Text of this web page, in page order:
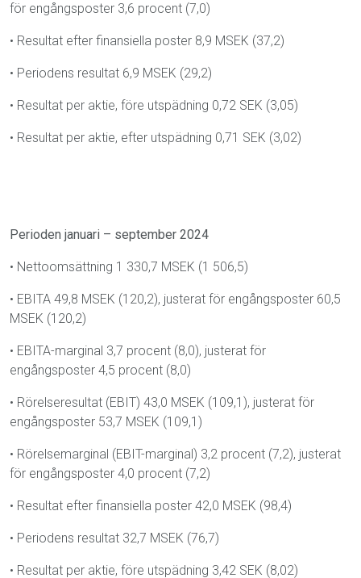
för engångsposter 3,6 procent (7,0)
• Resultat efter finansiella poster 8,9 MSEK (37,2)
• Periodens resultat 6,9 MSEK (29,2)
• Resultat per aktie, före utspädning 0,72 SEK (3,05)
• Resultat per aktie, efter utspädning 0,71 SEK (3,02)
Perioden januari – september 2024
• Nettoomsättning 1 330,7 MSEK (1 506,5)
• EBITA 49,8 MSEK (120,2), justerat för engångsposter 60,5
MSEK (120,2)
• EBITA-marginal 3,7 procent (8,0), justerat för
engångsposter 4,5 procent (8,0)
• Rörelseresultat (EBIT) 43,0 MSEK (109,1), justerat för
engångsposter 53,7 MSEK (109,1)
• Rörelsemarginal (EBIT-marginal) 3,2 procent (7,2), justerat
för engångsposter 4,0 procent (7,2)
• Resultat efter finansiella poster 42,0 MSEK (98,4)
• Periodens resultat 32,7 MSEK (76,7)
• Resultat per aktie, före utspädning 3,42 SEK (8,02)